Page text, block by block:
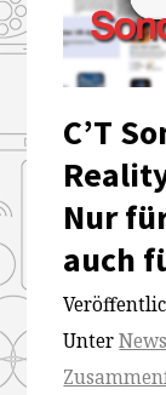
nur-
fuer-
vr-
neulinge-
oder-
vr-
nur-
fuer-
vr-
oder-
auch-
vr-
C’T
Nur
auch
UnterNews